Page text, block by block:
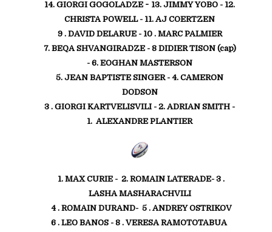
14. GIORGI GOGOLADZE - 13. JIMMY YOBO - 12.
CHRISTA POWELL - 11. AJ COERTZEN
9 . DAVID DELARUE - 10 . MARC PALMIER
7. BEQA SHVANGIRADZE - 8 DIDIER TISON (cap)
- 6. EOGHAN MASTERSON
5. JEAN BAPTISTE SINGER - 4. CAMERON
DODSON
3 . GIORGI KARTVELISVILI - 2. ADRIAN SMITH -
1. ALEXANDRE PLANTIER
1. MAX CURIE - 2. ROMAIN LATERADE- 3 .
LASHA MASHARACHVILI
4 . ROMAIN DURAND- 5 . ANDREY OSTRIKOV
6 . LEO BANOS - 8 . VERESA RAMOTOTABUA